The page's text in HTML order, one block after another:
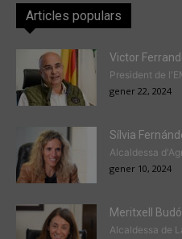
Articles populars
Victor
President de
gener 22, 2024
Sílvia
Alcaldessa
gener 10, 2024
Meritxell Budó
Alcaldessa de